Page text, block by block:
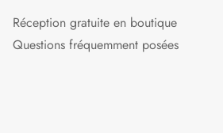
Réception gratuite en boutique
Questions fréquemment posées